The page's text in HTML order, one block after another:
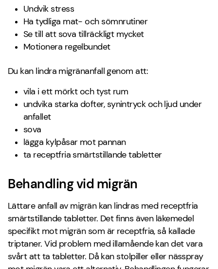
Undvik stress
Ha tydliga mat- och sömnrutiner
Se till att sova tillräckligt mycket
Motionera regelbundet
Du kan lindra migränanfall genom att:
vila i ett mörkt och tyst rum
undvika starka dofter, synintryck och ljud under
anfallet
sova
lägga kylpåsar mot pannan
ta receptfria smärtstillande tabletter
Behandling vid migrän
Lättare anfall av migrän kan lindras med receptfria
smärtstillande tabletter. Det finns även läkemedel
specifikt mot migrän som är receptfria, så kallade
triptaner. Vid problem med illamående kan det vara
svårt att ta tabletter. Då kan stolpiller eller nässpray